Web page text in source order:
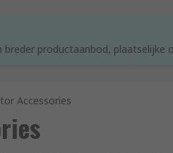
productaanbod, plaatselijke
Accessories